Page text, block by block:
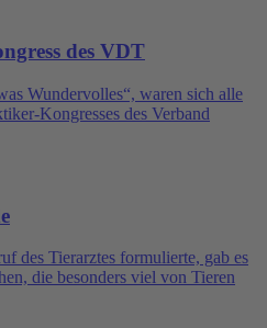
des VDT
Wundervolles“, waren sich alle
Kongresses des Verband
des Tierarztes formulierte, gab es
die besonders viel von Tieren